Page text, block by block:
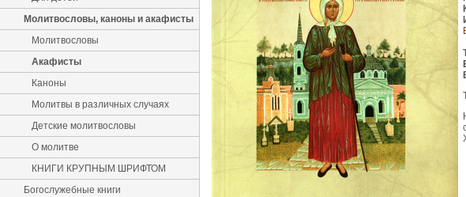
Молитвословы, каноны и акафисты
Молитвословы
Акафисты
Каноны
Молитвы в различных случаях
Детские молитвословы
О молитве
КНИГИ КРУПНЫМ ШРИФТОМ
Богослужебные книги